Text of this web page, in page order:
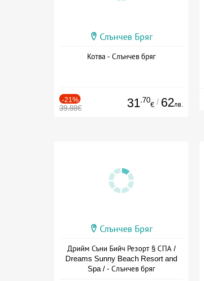
Слънчев Бряг
Котва - Слънчев бряг
-21%
39.88€ 31.70
€ / 62лв.
Слънчев Бряг
Дрийм Съни Бийч Резорт § СПА /
Dreams Sunny Beach Resort and
Spa / - Слънчев бряг